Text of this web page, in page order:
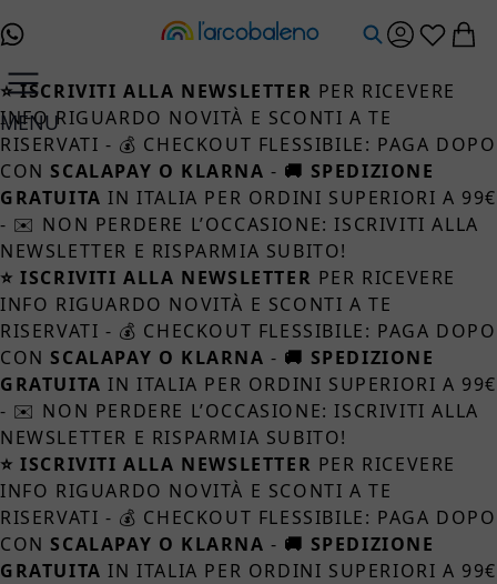
MENU
⭐ ISCRIVITI ALLA NEWSLETTER PER RICEVERE
INFO RIGUARDO NOVITÀ E SCONTI A TE
RISERVATI - 💰 CHECKOUT FLESSIBILE: PAGA DOPO
CON SCALAPAY O KLARNA - 🚚 SPEDIZIONE
GRATUITA IN ITALIA PER ORDINI SUPERIORI A 99€
- ✉️ NON PERDERE L’OCCASIONE: ISCRIVITI ALLA
NEWSLETTER E RISPARMIA SUBITO!
⭐ ISCRIVITI ALLA NEWSLETTER PER RICEVERE
INFO RIGUARDO NOVITÀ E SCONTI A TE
RISERVATI - 💰 CHECKOUT FLESSIBILE: PAGA DOPO
CON SCALAPAY O KLARNA - 🚚 SPEDIZIONE
GRATUITA IN ITALIA PER ORDINI SUPERIORI A 99€
- ✉️ NON PERDERE L’OCCASIONE: ISCRIVITI ALLA
NEWSLETTER E RISPARMIA SUBITO!
⭐ ISCRIVITI ALLA NEWSLETTER PER RICEVERE
INFO RIGUARDO NOVITÀ E SCONTI A TE
RISERVATI - 💰 CHECKOUT FLESSIBILE: PAGA DOPO
CON SCALAPAY O KLARNA - 🚚 SPEDIZIONE
GRATUITA IN ITALIA PER ORDINI SUPERIORI A 99€